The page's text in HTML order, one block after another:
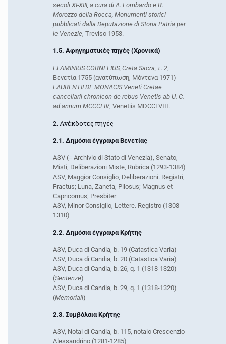
secoli XI-XIII, a cura di A. Lombardo e R.
Morozzo della Rocca, Monumenti storici
pubblicati dalla Deputazione di Storia Patria per
le Venezie , Treviso 1953.
1.5. Αφηγηματικές πηγές (Χρονικά)
FLAMINIUS CORNELIUS, Creta Sacra, τ. 2
Βενετία 1755 (ανατύπωση, Μόντενα 1971)
LAURENTII DE MONACIS Veneti Cretae
cancellarii chronicon de rebus Venetis ab U. C.
ad annum MCCCLIV, Venetiis MDCCLVIII.
2. Ανέκδοτες πηγές
2.1. Δημόσια έγγραφα Βενετίας
ASV (= Archivio di Stato di Venezia), Senato,
Misti, Deliberazioni Miste, Rubrica (1293-1384)
ASV, Maggior Consiglio, Deliberazioni. Registri,
Fractus; Luna, Zaneta, Pilosus; Magnus et
Capricornus; Presbiter
ASV, Minor Consiglio, Lettere. Registro (1308-
1310)
2.2. Δημόσια έγγραφα Κρήτης
ASV, Duca di Candia, b. 19 (Catastica Varia)
ASV, Duca di Candia, b. 20 (Catastica Varia)
ASV, Duca di Candia, b. 26, q. 1 (1318-1320)
(Sentenze)
ASV, Duca di Candia, b. 29, q. 1 (1318-1320)
(Memoriali)
2.3. Συμβόλαια Κρήτης
ASV, Notai di Candia, b. 115, notaio Crescenzio
Alessandrino (1281-1285)